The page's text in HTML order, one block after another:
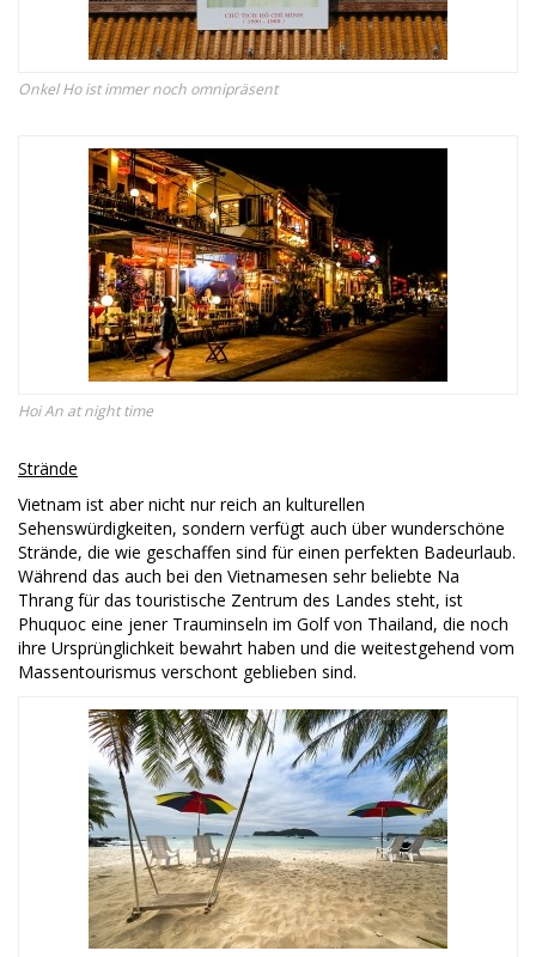
Onkel Ho ist immer noch omnipräsent
Hoi An at night time
Strände
Vietnam ist aber nicht nur reich an kulturellen
Sehenswürdigkeiten, sondern verfügt auch über wunderschöne
Strände, die wie geschaffen sind für einen perfekten Badeurlaub.
Während das auch bei den Vietnamesen sehr beliebte Na
Thrang für das touristische Zentrum des Landes steht, ist
Phuquoc eine jener Trauminseln im Golf von Thailand, die noch
ihre Ursprünglichkeit bewahrt haben und die weitestgehend vom
Massentourismus verschont geblieben sind.